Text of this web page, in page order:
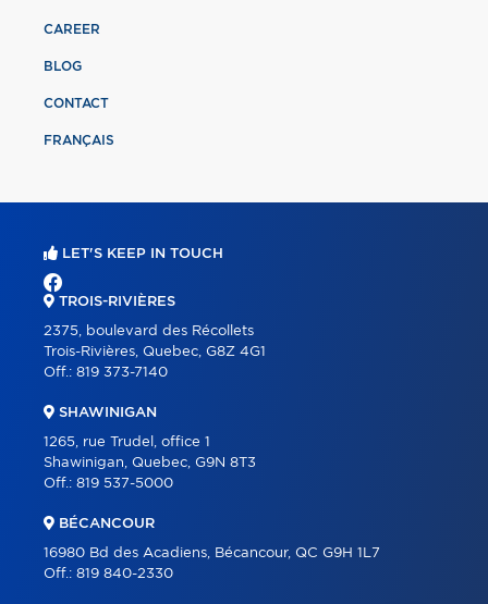
CAREER
BLOG
CONTACT
FRANÇAIS
LET'S KEEP IN TOUCH
TROIS-RIVIÈRES
2375, boulevard des Récollets
Trois-Rivières, Quebec, G8Z 4G1
Off.: 819 373-7140
SHAWINIGAN
1265, rue Trudel, office 1
Shawinigan, Quebec, G9N 8T3
Off.: 819 537-5000
BÉCANCOUR
16980 Bd des Acadiens, Bécancour, QC G9H 1L7
Off.: 819 840-2330